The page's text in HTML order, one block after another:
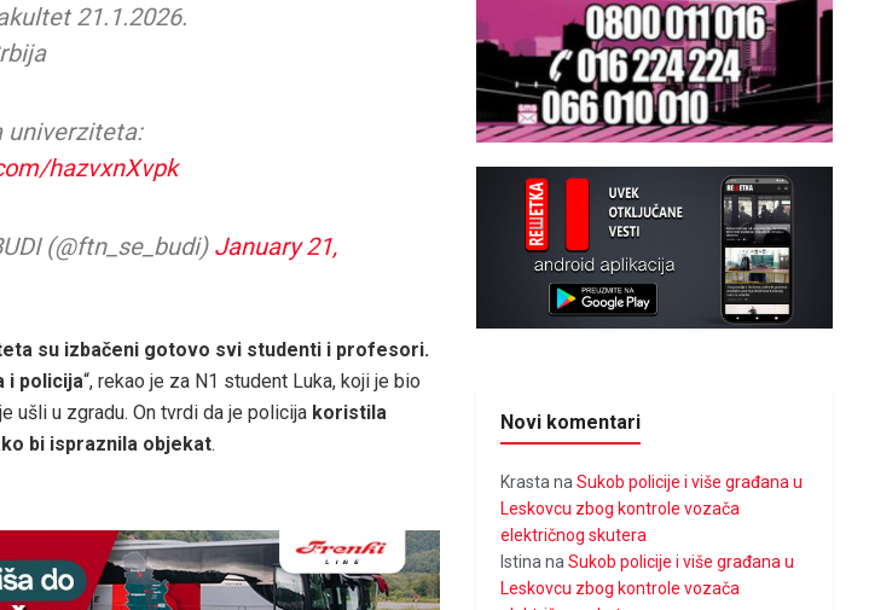
21.1.2026.
univerziteta:
hazvxnXvpk
(@ftn_se_budi) January 21,
su izbačeni gotovo svi studenti i profesori.
i policija“, rekao je za N1 student Luka, koji je bio
ušli u zgradu. On tvrdi da je policija koristila
bi ispraznila objekat.
Novi komentari
Krasta naSukob policije i više građana u
Leskovcu zbog kontrole vozača
električnog skutera
Istina naSukob policije i više građana u
Leskovcu zbog kontrole vozača